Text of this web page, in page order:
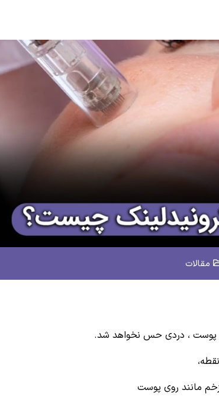
مقالات
پوست ، دردی حس نخواهد شد.
مانند روی پوست